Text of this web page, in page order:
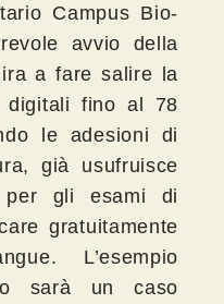
Campus Bio-
avvio della
a fare salire la
digitali fino al 78
le adesioni di
già usufruisce
per gli esami di
gratuitamente
L’esempio
sarà un caso